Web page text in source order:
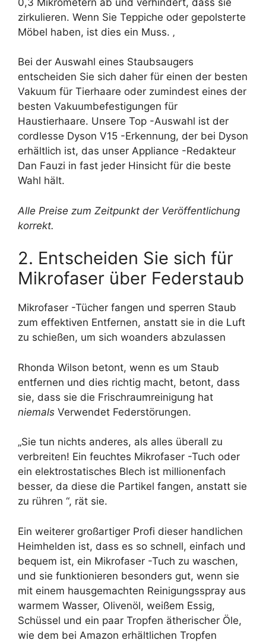
zirkulieren. Wenn Sie Teppiche oder gepolsterte
Möbel haben, ist dies ein Muss. ‚
Bei der Auswahl eines Staubsaugers
entscheiden Sie sich daher für einen der besten
Vakuum für Tierhaare oder zumindest eines der
besten Vakuumbefestigungen für
Haustierhaare. Unsere Top -Auswahl ist der
cordlesse Dyson V15 -Erkennung, der bei Dyson
erhältlich ist, das unser Appliance -Redakteur
Dan Fauzi in fast jeder Hinsicht für die beste
Wahl hält.
Alle Preise zum Zeitpunkt der Veröffentlichung
korrekt.
2. Entscheiden Sie sich für
Mikrofaser über Federstaub
Mikrofaser -Tücher fangen und sperren Staub
zum effektiven Entfernen, anstatt sie in die Luft
zu schießen, um sich woanders abzulassen
Rhonda Wilson betont, wenn es um Staub
entfernen und dies richtig macht, betont, dass
sie, dass sie die Frischraumreinigung hat
niemals Verwendet Federstörungen.
„Sie tun nichts anderes, als alles überall zu
verbreiten! Ein feuchtes Mikrofaser -Tuch oder
ein elektrostatisches Blech ist millionenfach
besser, da diese die Partikel fangen, anstatt sie
zu rühren “, rät sie.
Ein weiterer großartiger Profi dieser handlichen
Heimhelden ist, dass es so schnell, einfach und
bequem ist, ein Mikrofaser -Tuch zu waschen,
und sie funktionieren besonders gut, wenn sie
mit einem hausgemachten Reinigungsspray aus
warmem Wasser, Olivenöl, weißem Essig,
Schüssel und ein paar Tropfen ätherischer Öle,
wie dem bei Amazon erhältlichen Tropfen